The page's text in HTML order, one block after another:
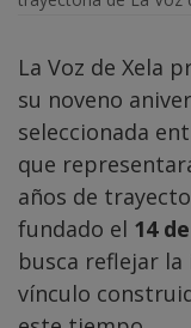
La Voz de Xela
su noveno
seleccionada
que
años de
fundado el 14
busca reflejar
vínculo